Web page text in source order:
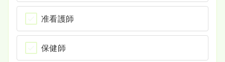
准看護師
保健師